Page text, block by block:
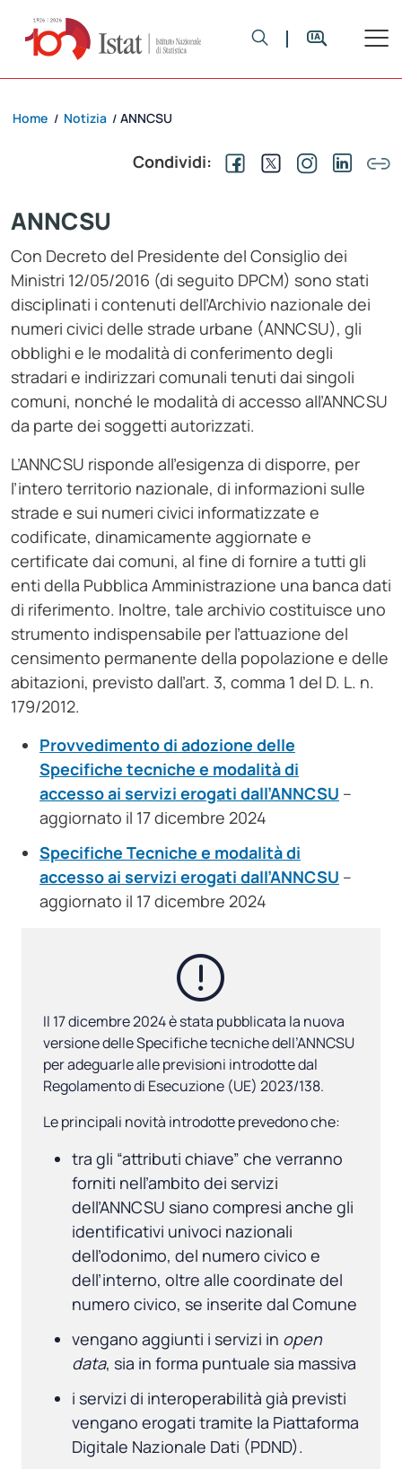
Home / Notizia / ANNCSU
Condividi:
ANNCSU
Con Decreto del Presidente del Consiglio dei
Ministri 12/05/2016 (di seguito DPCM) sono stati
disciplinati i contenuti dell’Archivio nazionale dei
numeri civici delle strade urbane (ANNCSU), gli
obblighi e le modalità di conferimento degli
stradari e indirizzari comunali tenuti dai singoli
comuni, nonché le modalità di accesso all’ANNCSU
da parte dei soggetti autorizzati.
L’ANNCSU risponde all’esigenza di disporre, per
l’intero territorio nazionale, di informazioni sulle
strade e sui numeri civici informatizzate e
codificate, dinamicamente aggiornate e
certificate dai comuni, al fine di fornire a tutti gli
enti della Pubblica Amministrazione una banca dati
di riferimento. Inoltre, tale archivio costituisce uno
strumento indispensabile per l’attuazione del
censimento permanente della popolazione e delle
abitazioni, previsto dall’art. 3, comma 1 del D. L. n.
179/2012.
Provvedimento di adozione delle
Specifiche tecniche e modalità di
accesso ai servizi erogati dall’ANNCSU –
aggiornato il 17 dicembre 2024
Specifiche Tecniche e modalità di
accesso ai servizi erogati dall’ANNCSU –
aggiornato il 17 dicembre 2024
Il 17 dicembre 2024 è stata pubblicata la nuova
versione delle Specifiche tecniche dell’ANNCSU
per adeguarle alle previsioni introdotte dal
Regolamento di Esecuzione (UE) 2023/138.
Le principali novità introdotte prevedono che:
tra gli “attributi chiave” che verranno
forniti nell’ambito dei servizi
dell’ANNCSU siano compresi anche gli
identificativi univoci nazionali
dell’odonimo, del numero civico e
dell’interno, oltre alle coordinate del
numero civico, se inserite dal Comune
vengano aggiunti i servizi in open
data, sia in forma puntuale sia massiva
i servizi di interoperabilità già previsti
vengano erogati tramite la Piattaforma
Digitale Nazionale Dati (PDND).